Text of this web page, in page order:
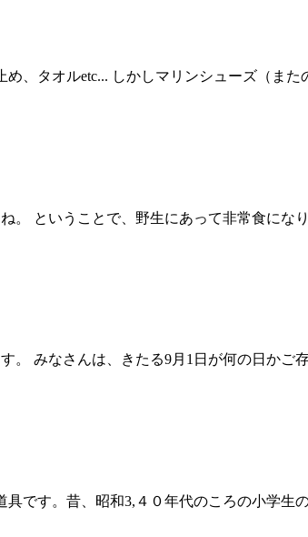
、タオルetc... しかしマリンシューズ（また
。 ということで、野生にあって非常食にな
。 みなさんは、きたる9月1日が何の日かご
です。昔、昭和3,４０年代のころの小学生